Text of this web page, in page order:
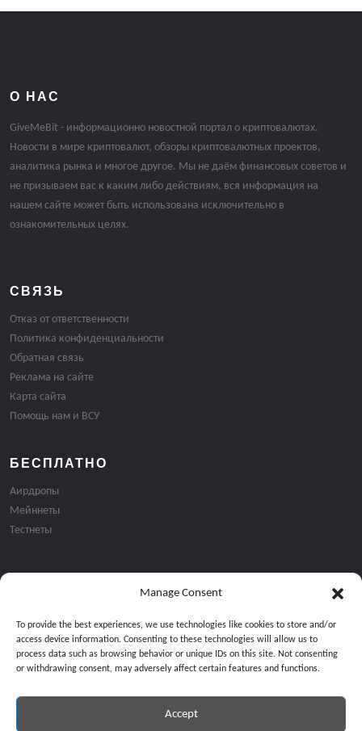
Manage Consent
To provide the best experiences, we use technologies like cookies to store and/or
access device information. Consenting to these technologies will allow us to
process data such as browsing behavior or unique IDs on this site. Not consenting
or withdrawing consent, may adversely affect certain features and functions.
Accept
О НАС
GiveMeBit - информационно новостной портал о криптовалютах.
Новости в мире криптовалют, обзоры криптовалютных проектов,
аналитика рынка и многое другое. Мы не даём финансовых советов и
не призываем вас к каким либо действиям, вся информация на
нашем сайте может быть использована исключительно в
ознакомительных целях.
СВЯЗЬ
Отказ от ответственности
Политика конфиденциальности
Обратная связь
Реклама на сайте
Карта сайта
Помощь нам и ВСУ
БЕСПЛАТНО
Аирдропы
Мейннеты
Тестнеты
Подписка на email рассылку:
Продолжая, вы соглашаетесь с нашей политикой